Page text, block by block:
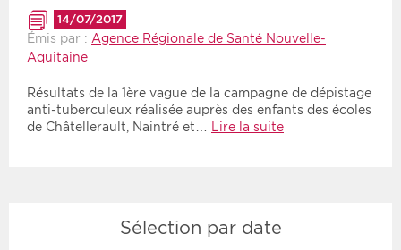
14/07/2017
Émis par : Agence Régionale de Santé Nouvelle-
Aquitaine
Résultats de la 1ère vague de la campagne de dépistage
anti-tuberculeux réalisée auprès des enfants des écoles
de Châtellerault, Naintré et…
Lire la suite
Sélection par date